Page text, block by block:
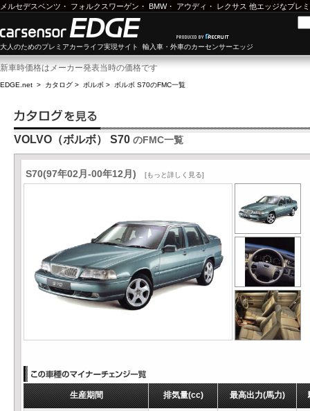
メルセデスベンツ ・ フォルクスワーゲン ・ BMW・ アウディ ・ レクサス 他エッジなプレ
大人のためのプレミアカーライフ実現サイト 輸入車・外車のカーセンサーエッジ
新車時価格はメーカー発表当時の価格です
EDGE.net > カタログ > ボルボ > ボルボ S70のFMC一覧
VOLVO（ボルボ） S70 のFMC一覧
S70(97年02月-00年12月) [もっと詳しく見る]
生産期間 排気量(cc) 最高出力(馬力)